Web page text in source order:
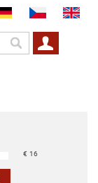
€ 16